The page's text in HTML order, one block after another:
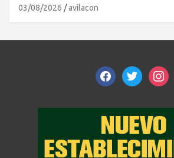
03/08/2026 avilacon
facebooktwitter